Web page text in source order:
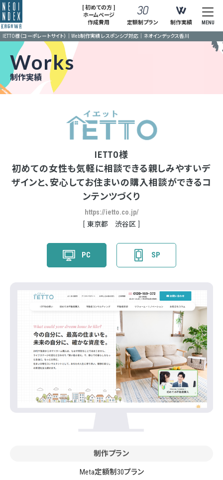
[ 初めての方 ]
ホームページ
作成費用
定額制プラン 制作実績 MENU
IETTO様（コーポレートサイト）｜Web制作実績 レスポンシブ対応｜ネオインデックス香川
Works
制作実績
IETTO様
初めての女性も気軽に相談できる親しみやすいデ
ザインと、安心してお住まいの購入相談ができるコ
ンテンツづくり
https://ietto.co.jp/
東京都 渋谷区
PC SP
制作プラン
Meta定額制30プラン